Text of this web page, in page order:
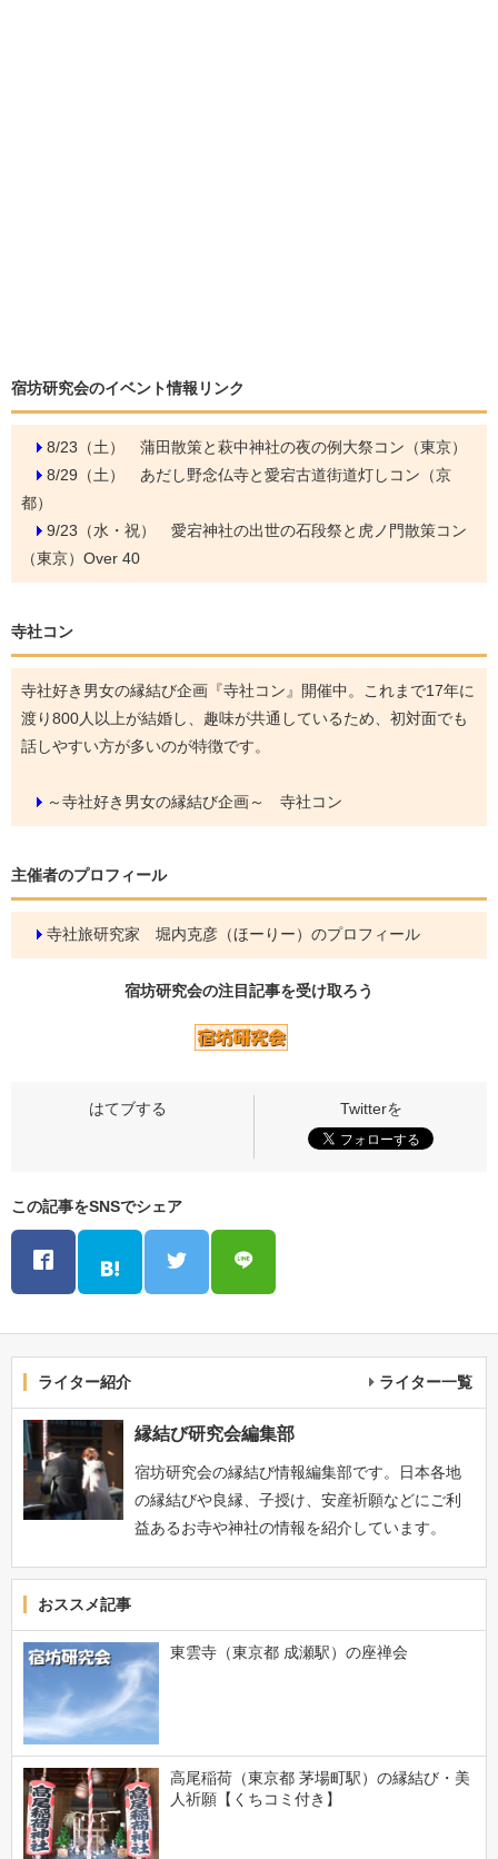
宿坊研究会のイベント情報リンク
8/23（土） 蒲田散策と萩中神社の夜の例大祭コン（東京）
8/29（土） あだし野念仏寺と愛宕古道街道灯しコン（京
都）
9/23（水・祝） 愛宕神社の出世の石段祭と虎ノ門散策コン
（東京）Over 40
寺社コン
寺社好き男女の縁結び企画『寺社コン』開催中。これまで17年に
渡り800人以上が結婚し、趣味が共通しているため、初対面でも
話しやすい方が多いのが特徴です。
～寺社好き男女の縁結び企画～ 寺社コン
主催者のプロフィール
寺社旅研究家 堀内克彦（ほーりー）のプロフィール
宿坊研究会の注目記事を受け取ろう
この記事をSNSでシェア
ライター紹介 ライター一覧
縁結び研究会編集部
宿坊研究会の縁結び情報編集部です。日本各地
の縁結びや良縁、子授け、安産祈願などにご利
益あるお寺や神社の情報を紹介しています。
おススメ記事
東雲寺（東京都 成瀬駅）の座禅会
高尾稲荷（東京都 茅場町駅）の縁結び・美
人祈願【くちコミ付き】